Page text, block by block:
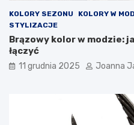
KOLORY SEZONU KOLORY W
STYLIZACJE
Brązowy kolor w modzie:
łączyć
11 grudnia 2025 Joanna